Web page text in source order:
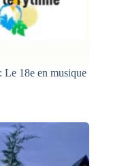
Le 18e en musique